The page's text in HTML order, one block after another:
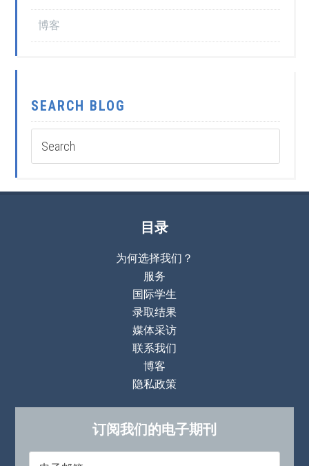
博客
SEARCH BLOG
目录
为何选择我们？
服务
国际学生
录取结果
媒体采访
联系我们
博客
隐私政策
订阅我们的电子期刊